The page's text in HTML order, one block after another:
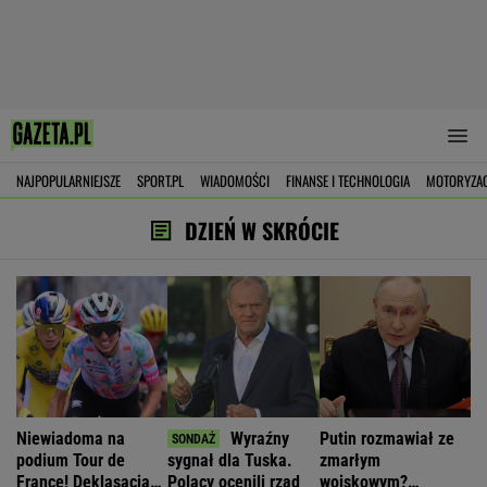
NAJPOPULARNIEJSZE SPORT.PL WIADOMOŚCI FINANSE I TECHNOLOGIA
DZIEŃ W SKRÓCIE
Niewiadoma na
podium Tour de
France! Deklasacja
Wyraźny
sygnał dla Tuska.
Polacy ocenili rząd
Putin rozmawiał ze
zmarłym
wojskowym?